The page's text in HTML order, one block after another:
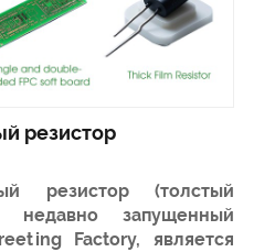
резистор
резистор (толстый
недавно запущенный
Factory, является